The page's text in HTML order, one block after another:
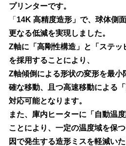
プリンターです。
「 14K 高精度造形」で、球体側
更なる低減を実現しました。
Z軸に「高剛性構造」と「ステッ
を採用することにより、
Z軸傾倒による形状の変形を最小
確な移動、且つ高速移動による
対応可能となります。
また、庫内ヒーターに「自動温
ことにより、一定の温度域を保
因で発生する造形ミスを軽減いた